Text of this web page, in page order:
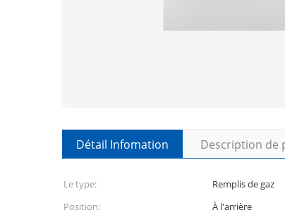
Détail Infomation Description de
Le type: Remplis de gaz
Position:
À l'arrière